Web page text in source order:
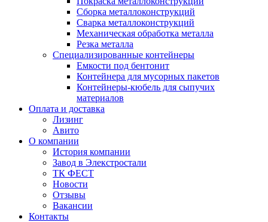
Сборка металлоконструкций
Сварка металлоконструкций
Механическая обработка металла
Резка металла
Специализированные контейнеры
Емкости под бентонит
Контейнера для мусорных пакетов
Контейнеры-кюбель для сыпучих
материалов
Оплата и доставка
Лизинг
Авито
О компании
История компании
Завод в Элекстростали
ТК ФЕСТ
Новости
Отзывы
Вакансии
Контакты